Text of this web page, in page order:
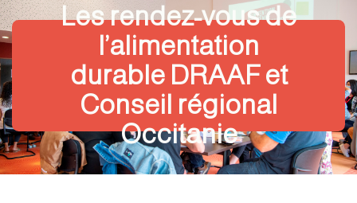
Les rendez-vous de
l’alimentation
durable DRAAF et
Conseil régional
Occitanie